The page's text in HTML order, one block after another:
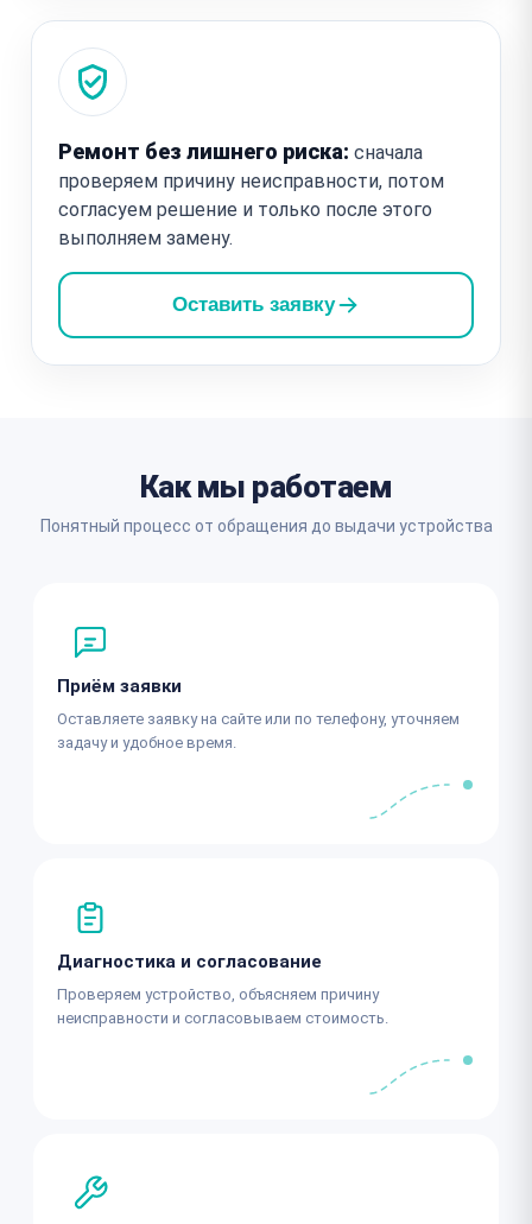
Ремонт без лишнего риска: сначала
проверяем причину неисправности, потом
согласуем решение и только после этого
выполняем замену.
Оставить заявку
Как мы работаем
Понятный процесс от обращения до выдачи устройства
Приём заявки
Оставляете заявку на сайте или по телефону, уточняем
задачу и удобное время.
Диагностика и согласование
Проверяем устройство, объясняем причину
неисправности и согласовываем стоимость.